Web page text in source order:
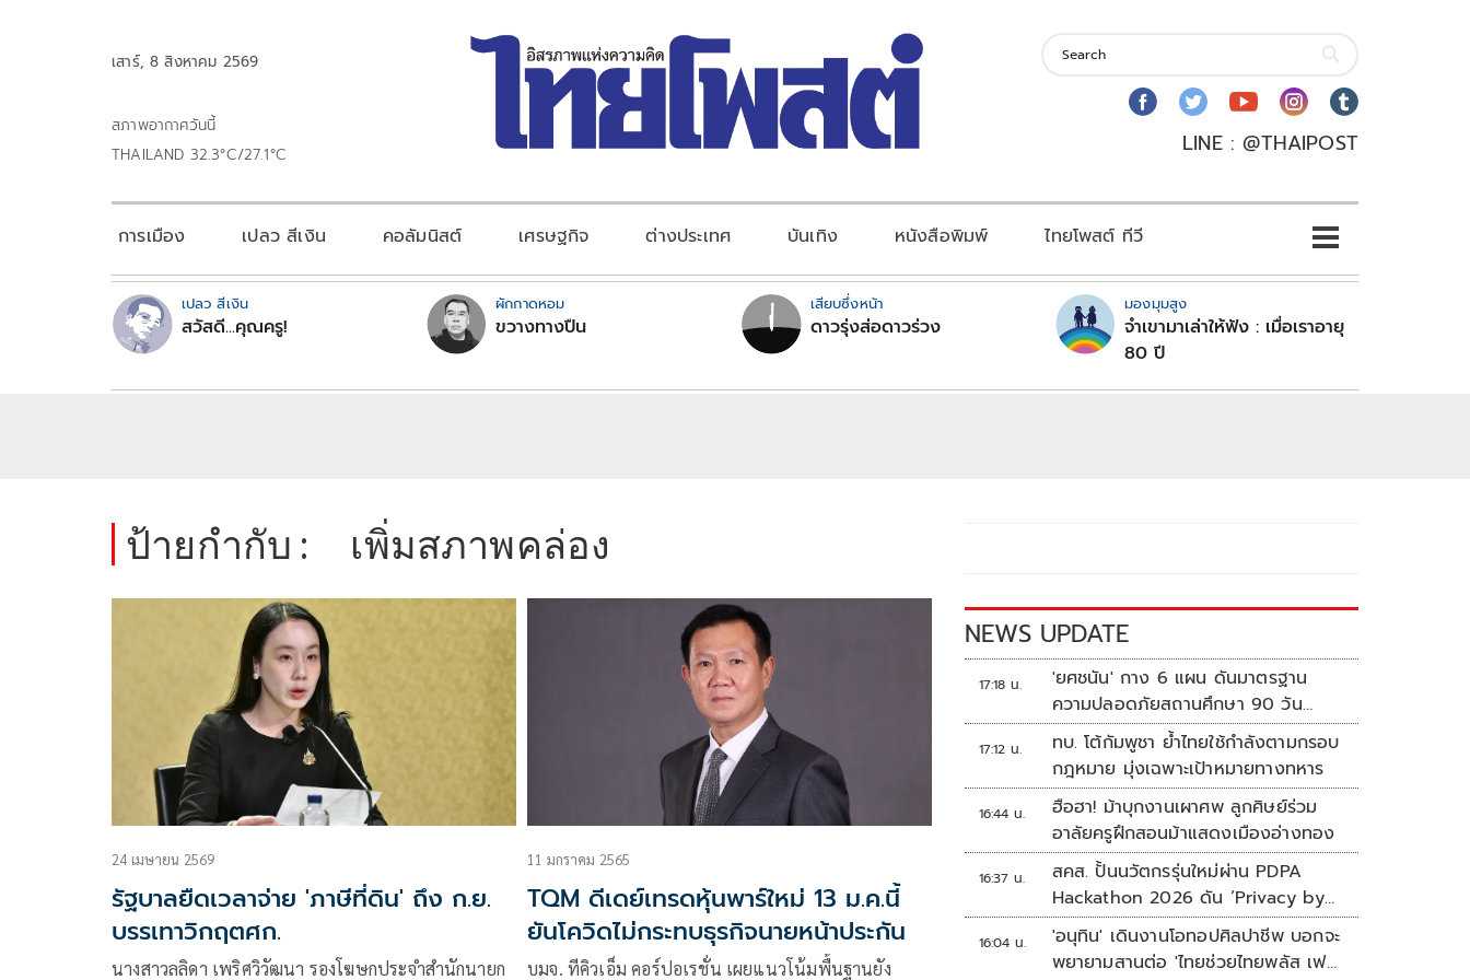
เสาร์, 8 สิงหาคม 2569
สภาพอากาศวันนี้
THAILAND 32.3°C/27.1°C
LINE : @THAIPOST
การเมือง เปลว สีเงิน คอลัมนิสต์ เศรษฐกิจ ต่างประเทศ บันเทิง หนังสือพิมพ์ ไทยโพสต์ ทีวี
เปลว สีเงิน
สวัสดี...คุณครู!
ผักกาดหอม
ขวางทางปืน
เสียบซึ่งหน้า
ดาวรุ่งส่อดาวร่วง
มองมุมสูง
จำเขามาเล่าให้ฟัง : เมื่อเราอายุ
80 ปี
ป้ายกำกับ : เพิ่มสภาพคล่อง
24 เมษายน 2569
รัฐบาลยืดเวลาจ่าย 'ภาษีที่ดิน' ถึง ก.ย.
บรรเทาวิกฤตศก.
นางสาวลลิดา เพริศวิวัฒนา รองโฆษกประจำสำนักนายก
11 มกราคม 2565
TQM ดีเดย์เทรดหุ้นพาร์ใหม่ 13 ม.ค.นี้
ยันโควิดไม่กระทบธุรกิจนายหน้าประกัน
บมจ. ทีคิวเอ็ม คอร์ปอเรชั่น เผยแนวโน้มพื้นฐานยัง
NEWS UPDATE
17:18 น.
'ยศชนัน' กาง 6 แผน ดันมาตรฐาน
ความปลอดภัยสถานศึกษา 90 วัน
ป้องกันก่อเหตุรุนแรง
17:12 น.
ทบ. โต้กัมพูชา ย้ำไทยใช้กำลังตามกรอบ
กฎหมาย มุ่งเฉพาะเป้าหมายทางทหาร
16:44 น.
ฮือฮา! ม้าบุกงานเผาศพ ลูกศิษย์ร่วม
อาลัยครูฝึกสอนม้าแสดงเมืองอ่างทอง
16:37 น.
สคส. ปั้นนวัตกรรุ่นใหม่ผ่าน PDPA
Hackathon 2026 ดัน ‘Privacy by
Design for all’ สู่โซลูชันคุ้มครอง
ข้อมูลส่วนบุคคลที่ใช้ได้จริง
16:04 น.
'อนุทิน' เดินงานโอทอปศิลปาชีพ บอกจะ
พยายามสานต่อ 'ไทยช่วยไทยพลัส เฟส